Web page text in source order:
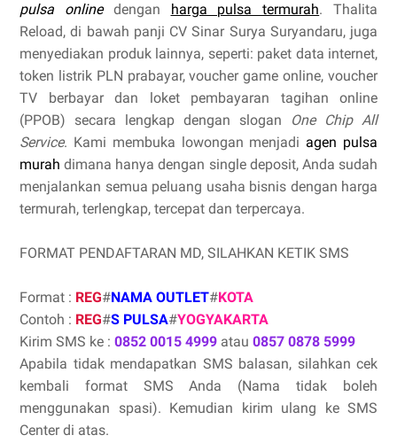
pulsa onlinedengan harga pulsa termurah. Thalita
Reload, di bawah panji CV Sinar Surya Suryandaru, juga
menyediakan produk lainnya, seperti: paket data internet,
token listrik PLN prabayar, voucher game online, voucher
TV berbayar dan loket pembayaran tagihan online
(PPOB) secara lengkap dengan slogan
One Chip All
Service. Kami membuka lowongan menjadi agen pulsa
murah dimana hanya dengan single deposit, Anda sudah
menjalankan semua peluang usaha bisnis dengan harga
termurah, terlengkap, tercepat dan terpercaya.
FORMAT PENDAFTARAN MD, SILAHKAN KETIK SMS
Format : REG#NAMA OUTLET#KOTA
Contoh : REG#S PULSA#YOGYAKARTA
Kirim SMS ke : 0852 0015 4999 atau 0857 0878 5999
Apabila tidak mendapatkan SMS balasan, silahkan cek
kembali format SMS Anda (Nama tidak boleh
menggunakan spasi). Kemudian kirim ulang ke SMS
Center di atas.